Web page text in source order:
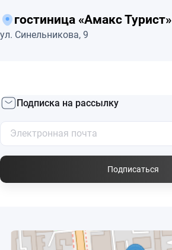
гостиница «Амакс Турист»
ул. Синельникова, 9
Подписка на рассылку
Подписаться